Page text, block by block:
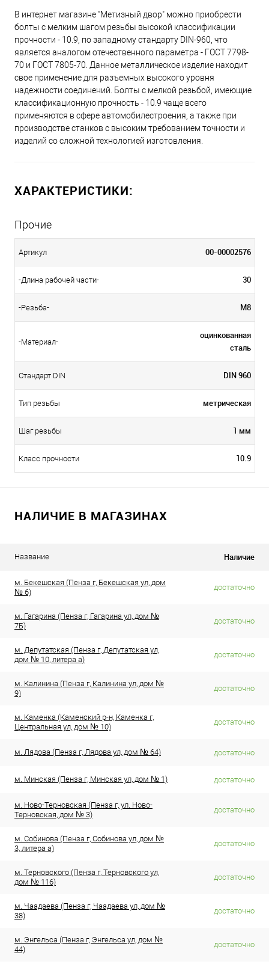
В интернет магазине "Метизный двор" можно приобрести
болты с мелким шагом резьбы высокой классификации
прочности - 10.9, по западному стандарту DIN-960, что
является аналогом отечественного параметра - ГОСТ 7798-
70 и ГОСТ 7805-70. Данное металлическое изделие находит
свое применение для разъемных высокого уровня
надежности соединений. Болты с мелкой резьбой, имеющие
классификационную прочность - 10.9 чаще всего
применяются в сфере автомобилестроения, а также при
производстве станков с высоким требованием точности и
изделий со сложной технологией изготовления.
ХАРАКТЕРИСТИКИ:
Прочие
Артикул 00-00002576
-Длина рабочей части- 30
-Резьба- М8
-Материал-
оцинкованная
сталь
Стандарт DIN DIN 960
Тип резьбы метрическая
Шаг резьбы 1 мм
Класс прочности 10.9
НАЛИЧИЕ В МАГАЗИНАХ
Название Наличие
м. Бекешская (Пенза г, Бекешская ул, дом
№ 6)
достаточно
м. Гагарина (Пенза г, Гагарина ул, дом №
7Б)
достаточно
м. Депутатская (Пенза г, Депутатская ул,
дом № 10, литера а)
достаточно
м. Калинина (Пенза г, Калинина ул, дом №
9)
достаточно
м. Каменка (Каменский р-н, Каменка г,
Центральная ул, дом № 10)
достаточно
м. Лядова (Пенза г, Лядова ул, дом № 64) достаточно
м. Минская (Пенза г, Минская ул, дом № 1) достаточно
м. Ново-Терновская (Пенза г, ул. Ново-
Терновская, дом № 3)
достаточно
м. Собинова (Пенза г, Собинова ул, дом №
3, литера а)
достаточно
м. Терновского (Пенза г, Терновского ул,
дом № 116)
достаточно
м. Чаадаева (Пенза г, Чаадаева ул, дом №
38)
достаточно
м. Энгельса (Пенза г, Энгельса ул, дом №
44)
достаточно